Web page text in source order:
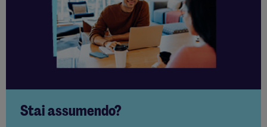
Stai assumendo?